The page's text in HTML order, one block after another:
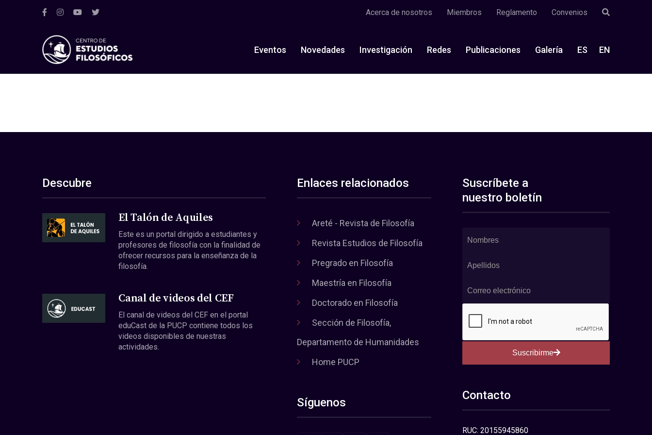
Acerca de nosotros Miembros Reglamento Convenios
Eventos Novedades Investigación Redes Publicaciones Galería ES EN
Descubre
El Talón de Aquiles
Este es un portal dirigido a estudiantes y
profesores de filosofía con la finalidad de
ofrecer recursos para la enseñanza de la
filosofía.
Canal de videos del CEF
El canal de videos del CEF en el portal
eduCast de la PUCP contiene todos los
videos disponibles de nuestras
actividades.
Enlaces relacionados
Areté - Revista de Filosofía
Revista Estudios de Filosofía
Pregrado en Filosofía
Maestría en Filosofía
Doctorado en Filosofía
Sección de Filosofía,
Departamento de Humanidades
Home PUCP
Síguenos
Suscríbete a
nuestro boletín
Suscribirme
Contacto
RUC: 20155945860